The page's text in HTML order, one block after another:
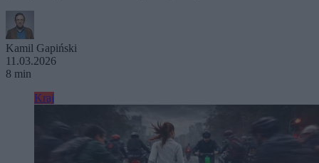
Kamil Gapiński
11.03.2026
8 min
Kraj